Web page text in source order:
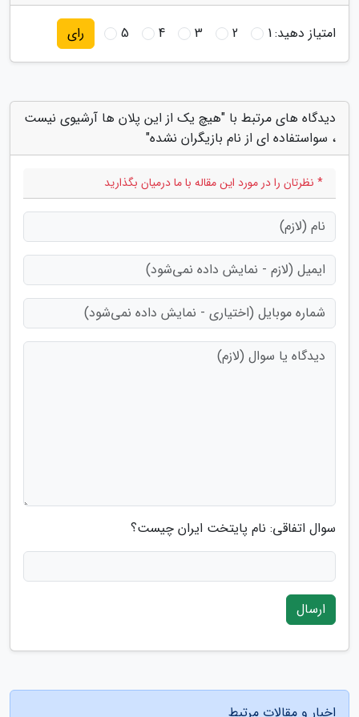
امتیاز دهید:1
2
3
4
5 رای
دیدگاه های مرتبط با "هیچ یک از این پلان ها آرشیوی نیست
، سواستفاده ای از نام بازیگران نشده"
* نظرتان را در مورد این مقاله با ما درمیان بگذارید
سوال اتفاقی: نام پایتخت ایران چیست؟
ارسال
اخبار و مقالات مرتبط